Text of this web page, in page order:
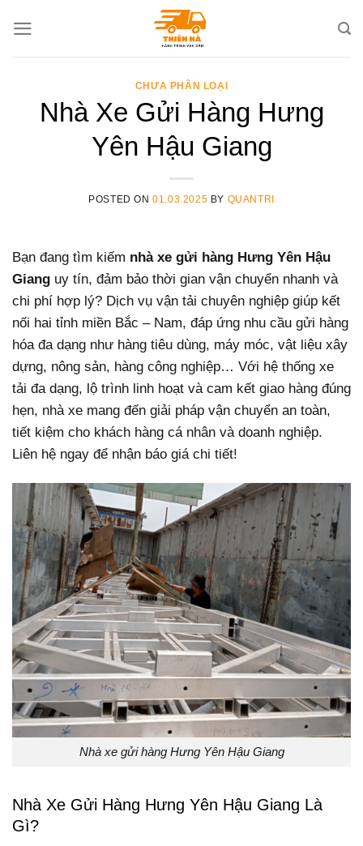
CHƯA PHÂN LOẠI
Nhà Xe Gửi Hàng Hưng
Yên Hậu Giang
POSTED ON01.03.2025 BY QUANTRI
Bạn đang tìm kiếm nhà xe gửi hàng Hưng Yên Hậu
Giang uy tín, đảm bảo thời gian vận chuyển nhanh và
chi phí hợp lý? Dịch vụ vận tải chuyên nghiệp giúp kết
nối hai tỉnh miền Bắc – Nam, đáp ứng nhu cầu gửi hàng
hóa đa dạng như hàng tiêu dùng, máy móc, vật liệu xây
dựng, nông sản, hàng công nghiệp… Với hệ thống xe
tải đa dạng, lộ trình linh hoạt và cam kết giao hàng đúng
hẹn, nhà xe mang đến giải pháp vận chuyển an toàn,
tiết kiệm cho khách hàng cá nhân và doanh nghiệp.
Liên hệ ngay để nhận báo giá chi tiết!
Nhà xe gửi hàng Hưng Yên Hậu Giang
Nhà Xe Gửi Hàng Hưng Yên Hậu Giang Là
Gì?